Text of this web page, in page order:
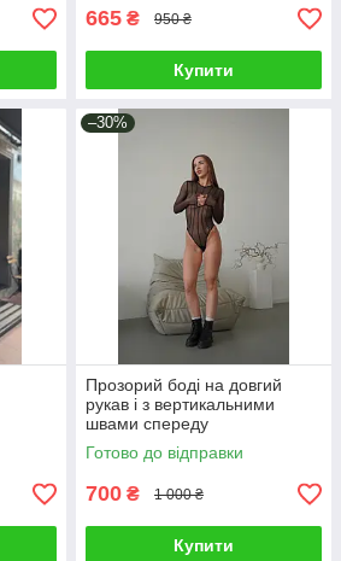
665 ₴ 950 ₴
Купити
–30%
Прозорий боді на довгий
рукав і з вертикальними
швами спереду
Готово до відправки
700 ₴ 1 000 ₴
Купити